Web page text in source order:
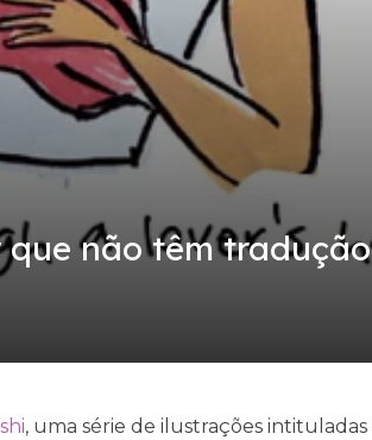
não têm tradução
, uma série de ilustrações intituladas